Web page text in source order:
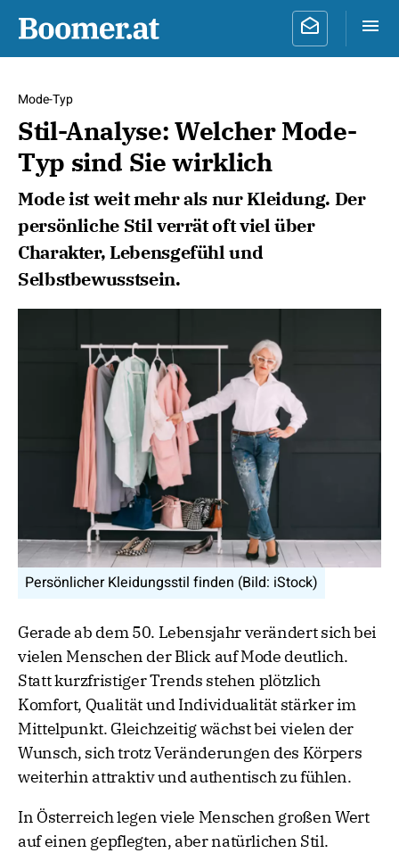
Mode-Typ
Stil-Analyse: Welcher Mode-
Typ sind Sie wirklich
Mode ist weit mehr als nur Kleidung. Der
persönliche Stil verrät oft viel über
Charakter, Lebensgefühl und
Selbstbewusstsein.
Persönlicher Kleidungsstil finden (Bild: iStock)
Gerade ab dem 50. Lebensjahr verändert sich bei
vielen Menschen der Blick auf Mode deutlich.
Statt kurzfristiger Trends stehen plötzlich
Komfort, Qualität und Individualität stärker im
Mittelpunkt. Gleichzeitig wächst bei vielen der
Wunsch, sich trotz Veränderungen des Körpers
weiterhin attraktiv und authentisch zu fühlen.
In Österreich legen viele Menschen großen Wert
auf einen gepflegten, aber natürlichen Stil.